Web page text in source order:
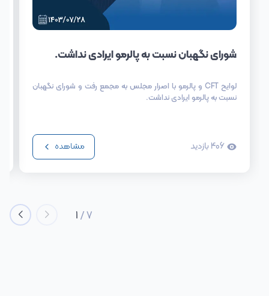
شورای نگهبان نسبت به پالرمو ایرادی نداشت.
لوایح CFT و پالرمو با اصرار مجلس به مجمع رفت و شورای نگهبان
نسبت به پالرمو ایرادی نداشت.
406 بازدید مشاهده
1/7